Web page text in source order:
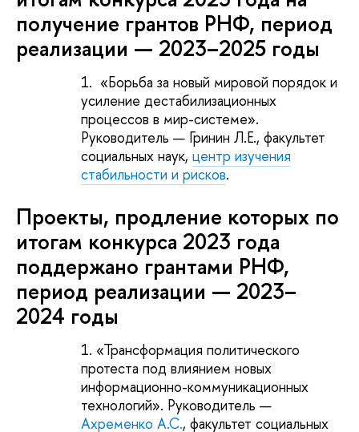
получение грантов РНФ, период
реализации — 2023–2025 годы
«Борьба за новый мировой порядок и
усиление дестабилизационных
процессов в мир-системе».
Руководитель — Гринин Л.Е., факультет
социальных наук,центр изучения
стабильности и рисков.
Проекты, продление которых по
итогам конкурса 2023 года
поддержано грантами РНФ,
период реализации — 2023–
2024 годы
«Трансформация политического
протеста под влиянием новых
информационно-коммуникационных
технологий». Руководитель —
Ахременко А.С., факультет социальных